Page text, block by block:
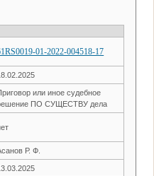
01-2022-004518-17
или иное судебное
ПО СУЩЕСТВУ дела
Р. Ф.